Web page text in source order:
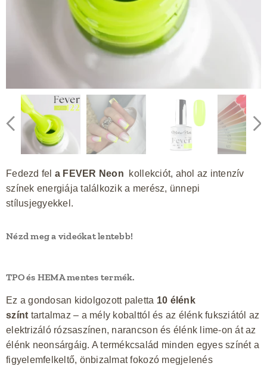
Fedezd fel a FEVER Neon kollekciót, ahol az intenzív
színek energiája találkozik a merész, ünnepi
stílusjegyekkel.
Nézd meg a videókat lentebb!
TPO és HEMA mentes termék.
Ez a gondosan kidolgozott paletta 10 élénk
színt tartalmaz – a mély kobalttól és az élénk fuksziától az
elektrizáló rózsaszínen, narancson és élénk lime-on át az
élénk neonsárgáig. A termékcsalád minden egyes színét a
figyelemfelkeltő, önbizalmat fokozó megjelenés